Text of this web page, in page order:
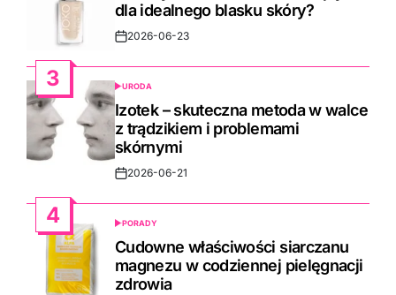
dla idealnego blasku skóry?
Post2026-06-23
3
POSTED
IN
URODA
Izotek – skuteczna metoda w walce
z trądzikiem i problemami
skórnymi
Post2026-06-21
4
POSTED
IN
PORADY
Cudowne właściwości siarczanu
magnezu w codziennej pielęgnacji
zdrowia